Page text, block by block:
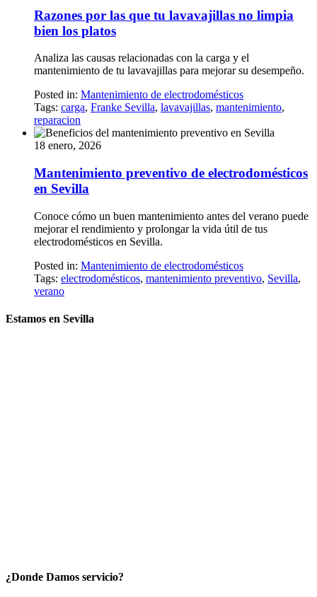
Razones por las que tu lavavajillas no limpia
bien los platos
Analiza las causas relacionadas con la carga y el
mantenimiento de tu lavavajillas para mejorar su desempeño.
Posted in: Mantenimiento de electrodomésticos
Tags: carga, Franke Sevilla, lavavajillas, mantenimiento,
reparacion
18 enero, 2026
Mantenimiento preventivo de electrodomésticos
en Sevilla
Conoce cómo un buen mantenimiento antes del verano puede
mejorar el rendimiento y prolongar la vida útil de tus
electrodomésticos en Sevilla.
Posted in: Mantenimiento de electrodomésticos
Tags: electrodomésticos, mantenimiento preventivo, Sevilla,
verano
Estamos en Sevilla
¿Donde Damos servicio?